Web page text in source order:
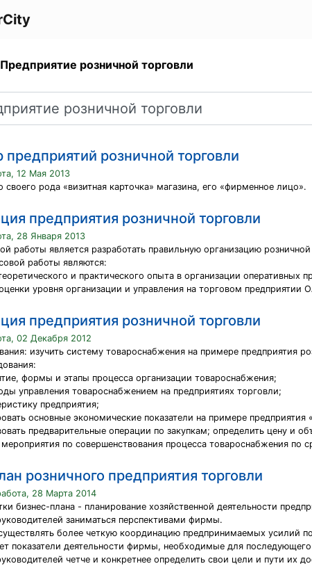
Предприятие розничной торговли
предприятий розничной торговли
12 Мая 2013
своего рода «визитная карточка» магазина, его «фирменное лицо».
предприятия розничной торговли
28 Января 2013
работы является разработать правильную организацию
работы являются:
и практического опыта в организации оперативных
уровня организации и управления на торговом предприятии
предприятия розничной торговли
02 Декабря 2012
изучить систему товароснабжения на примере предприятия
формы и этапы процесса организации товароснабжения;
управления товароснабжением на предприятиях торговли;
предприятия;
основные экономические показатели на примере
предварительные операции по закупкам; определить цену и
по совершенствования процесса товароснабжения по
розничного предприятия торговли
28 Марта 2014
бизнес-плана - планирование хозяйственной деятельности
заниматься перспективами фирмы.
более четкую координацию предпринимаемых усилий
показатели деятельности фирмы, необходимые для
четче и конкретнее определить свои цели и пути их